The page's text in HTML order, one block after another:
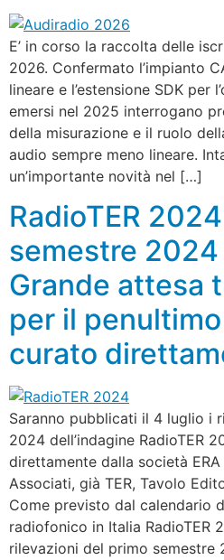
E’ in corso la raccolta delle
2026. Confermato l’impianto
lineare e l’estensione SDK per
emersi nel 2025 interrogano
della misurazione e il ruolo
audio sempre meno lineare.
un’importante novità nel […]
RadioTER
semestre
Grande attesa
per il
curato
Saranno pubblicati il 4 luglio i
2024 dell’indagine RadioTER
direttamente dalla società
Associati, già TER, Tavolo
Come previsto dal calendario
radiofonico in Italia RadioTER
rilevazioni del primo semestre